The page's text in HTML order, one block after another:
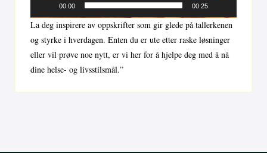
00:00 00:25
La deg inspirere av oppskrifter som gir glede på tallerkenen
og styrke i hverdagen. Enten du er ute etter raske løsninger
eller vil prøve noe nytt, er vi her for å hjelpe deg med å nå
dine helse- og livsstilsmål.”